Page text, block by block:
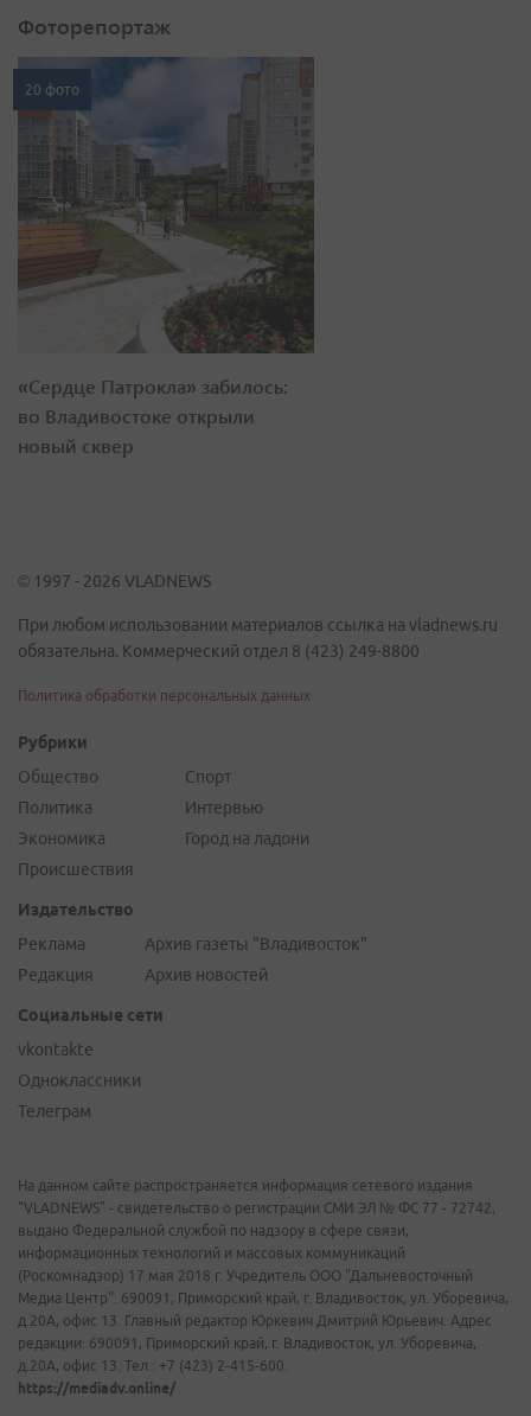
Фоторепортаж
20 фото
«Сердце Патрокла» забилось:
во Владивостоке открыли
новый сквер
© 1997 - 2026 VLADNEWS
При любом использовании материалов ссылка на vladnews.ru
обязательна. Коммерческий отдел 8 (423) 249-8800
Политика обработки персональных данных
Рубрики
Общество
Политика
Экономика
Происшествия
Спорт
Интервью
Город на ладони
Издательство
Реклама
Редакция
Архив газеты "Владивосток"
Архив новостей
Социальные сети
vkontakte
Одноклассники
Телеграм
На данном сайте распространяется информация сетевого издания
"VLADNEWS" - свидетельство о регистрации СМИ ЭЛ № ФС 77 - 72742,
выдано Федеральной службой по надзору в сфере связи,
информационных технологий и массовых коммуникаций
(Роскомнадзор) 17 мая 2018 г. Учредитель ООО "Дальневосточный
Медиа Центр". 690091, Приморский край, г. Владивосток, ул. Уборевича,
д.20А, офис 13. Главный редактор Юркевич Дмитрий Юрьевич. Адрес
редакции: 690091, Приморский край, г. Владивосток, ул. Уборевича,
д.20А, офис 13. Тел.: +7 (423) 2-415-600.
https://mediadv.online/